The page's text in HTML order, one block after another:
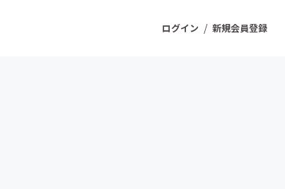
ログイン / 新規会員登録